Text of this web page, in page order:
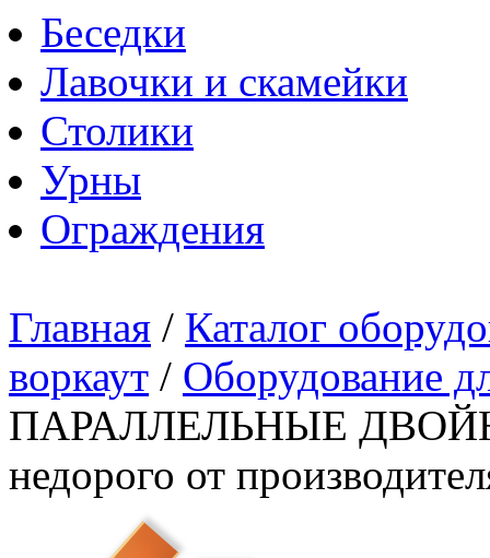
Беседки
Лавочки и скамейки
Столики
Урны
Ограждения
Главная / Каталог
воркаут / Оборудование
ПАРАЛЛЕЛЬНЫЕ
недорого от